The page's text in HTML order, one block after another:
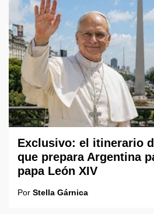
Exclusivo: el itinerario
que prepara Argentina
papa León XIV
Por Stella Gárnica